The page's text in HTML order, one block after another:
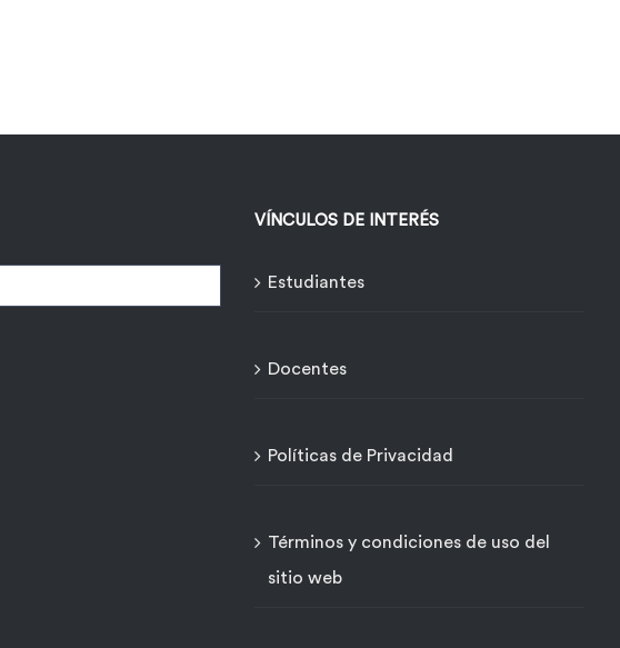
VÍNCULOS DE INTERÉS
Estudiantes
Docentes
Políticas de Privacidad
Términos y condiciones de uso del
sitio web